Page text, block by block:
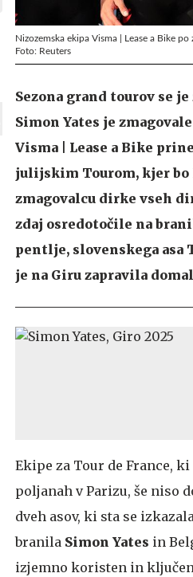
Nizozemska ekipa Visma | Lease a Bike
Foto: Reuters
Sezona grand tourov se
Simon Yates je
Visma | Lease a Bike
julijskim Tourom, kjer
zmagovalcu dirke vseh
zdaj osredotočile na
pentlje, slovenskega asa
je na Giru zapravila
Ekipe za Tour de France,
poljanah v Parizu, še niso
dveh asov, ki sta se
branila Simon Yates in
izjemno koristen in